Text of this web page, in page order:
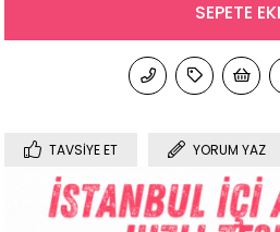
TAVSIYE ET YORUM YAZ